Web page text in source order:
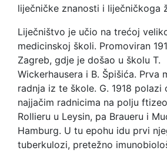
liječničke znanosti i liječničkoga
Liječništvo je učio na trećoj
medicinskoj školi. Promoviran
Zagreb, gdje je došao u školu T.
Wickerhausera i B. Špišića. Prva
radnja iz te škole. G. 1918 polazi
najjačim radnicima na polju
Rollieru u Leysin, pa Braueru i
Hamburg. U tu epohu idu prvi
tuberkulozi, pretežno